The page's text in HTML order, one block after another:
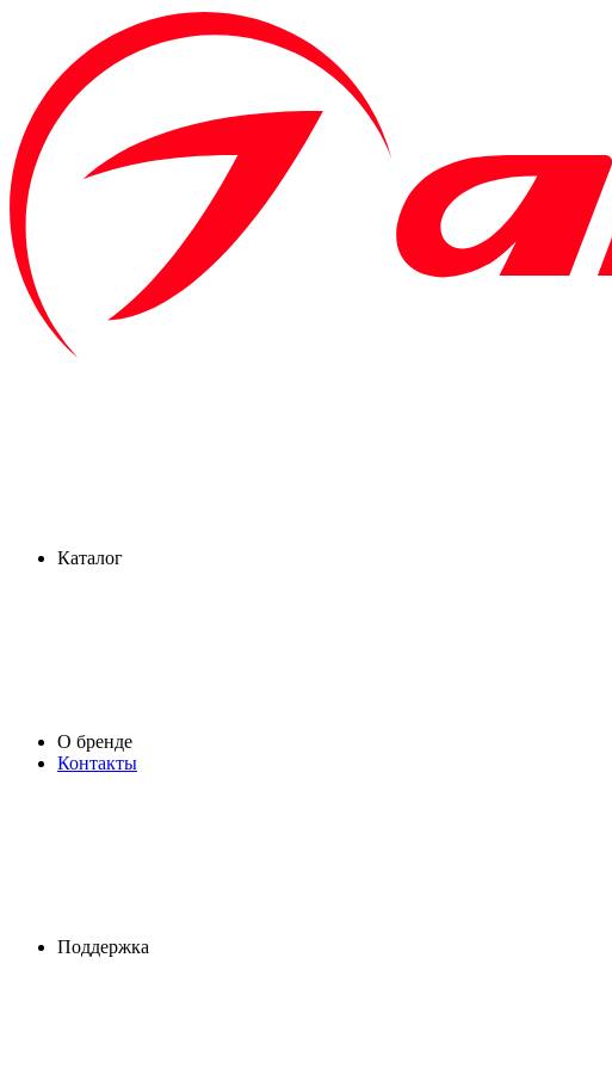
Каталог
О бренде
Контакты
Поддержка